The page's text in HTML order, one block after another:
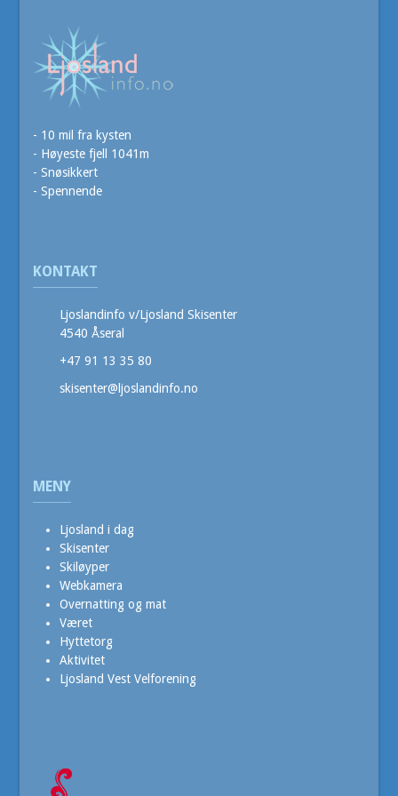
- 10 mil fra kysten
- Høyeste fjell 1041m
- Snøsikkert
- Spennende
KONTAKT
Ljoslandinfo v/Ljosland Skisenter
4540 Åseral
+47 91 13 35 80
skisenter@ljoslandinfo.no
MENY
Ljosland i dag
Skisenter
Skiløyper
Webkamera
Overnatting og mat
Været
Hyttetorg
Aktivitet
Ljosland Vest Velforening